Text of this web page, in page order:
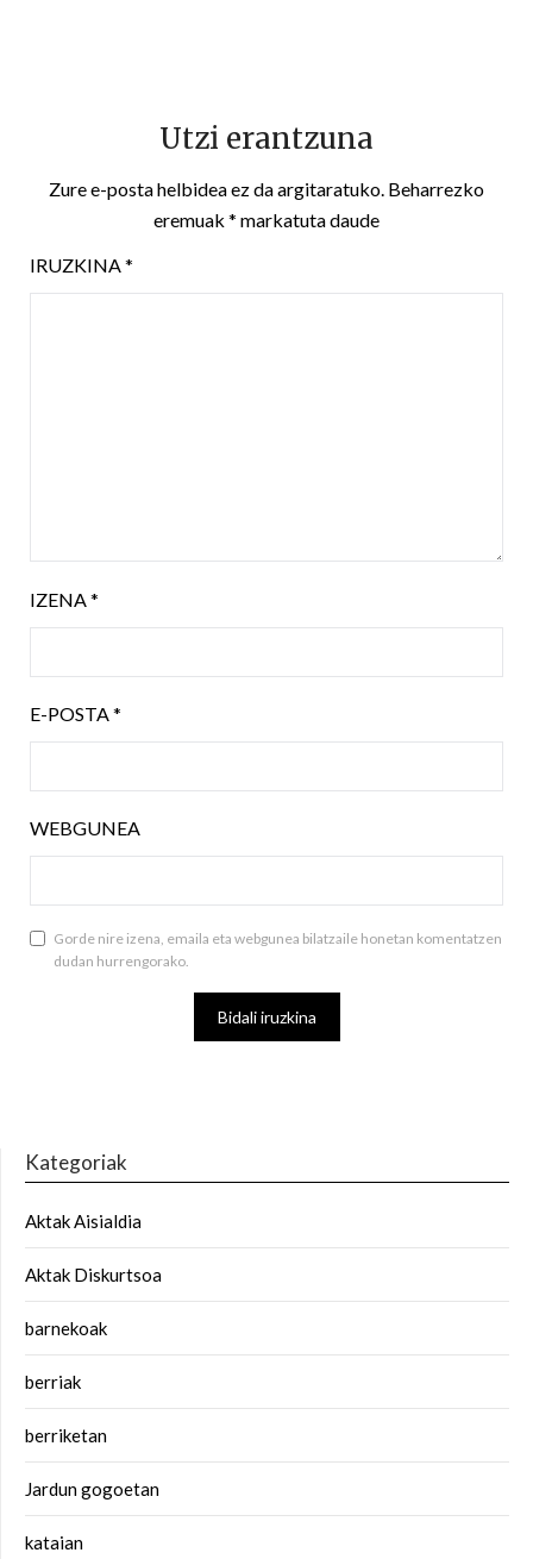
Utzi erantzuna
Zure e-posta helbidea ez da argitaratuko. Beharrezko
eremuak * markatuta daude
IRUZKINA*
IZENA*
E-POSTA*
WEBGUNEA
Gorde nire izena, emaila eta webgunea bilatzaile honetan komentatzen
dudan hurrengorako.
Kategoriak
Aktak Aisialdia
Aktak Diskurtsoa
barnekoak
berriak
berriketan
Jardun gogoetan
kataian